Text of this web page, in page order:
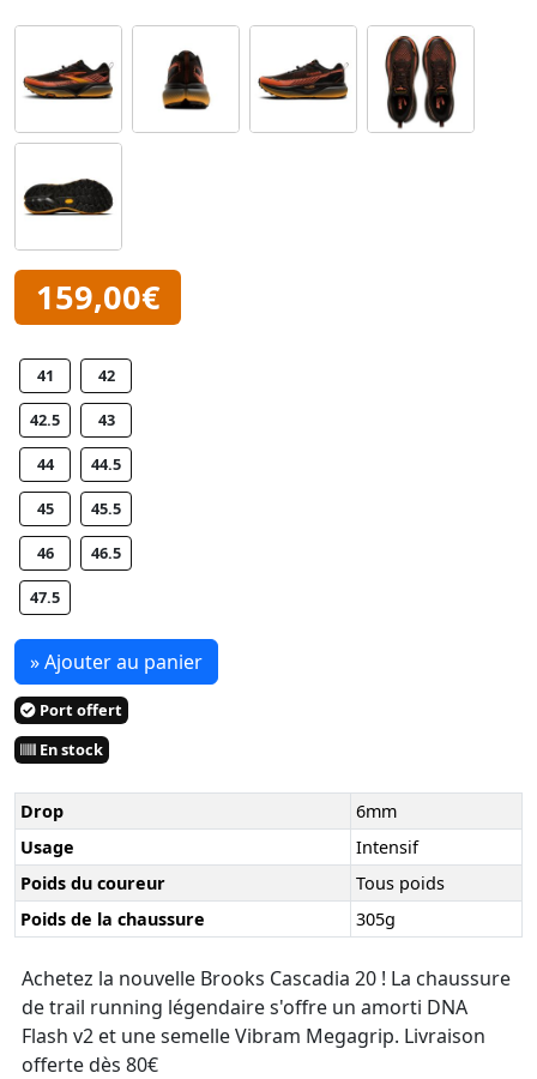
159,00€
41 42
42.5 43
44 44.5
45 45.5
46 46.5
47.5
» Ajouter au panier
Port offert
En stock
Drop
6mm
Usage
Intensif
Poids du coureur
Tous poids
Poids de la chaussure
305g
Achetez la nouvelle Brooks Cascadia 20 ! La chaussure
de trail running légendaire s'offre un amorti DNA
Flash v2 et une semelle Vibram Megagrip. Livraison
offerte dès 80€